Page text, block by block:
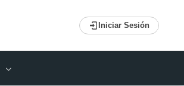
Iniciar Sesión